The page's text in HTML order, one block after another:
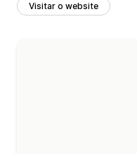
Visitar o website